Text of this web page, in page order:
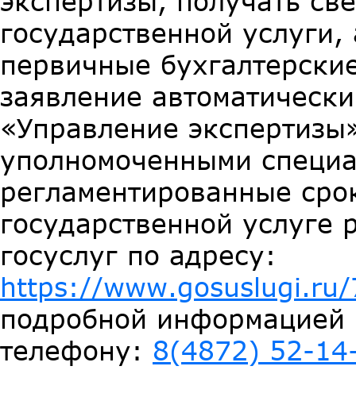
государственной
первичные
заявление
«Управление
уполномоченными
регламентированные
государственной
госуслуг по адресу:
https://
подробной
телефону: 8(4872) 52-